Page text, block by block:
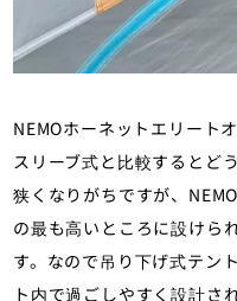
NEMOホーネットエリート
スリーブ式と比較するとど
狭くなりがちですが、
の最も高いところに設けら
す。なので吊り下げ式テン
ト内で過ごしやすく設計さ